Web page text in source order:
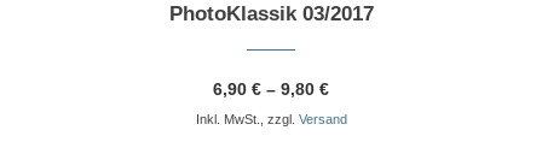
PhotoKlassik 03/2017
6,90 € – 9,80 €
Inkl. MwSt., zzgl. Versand